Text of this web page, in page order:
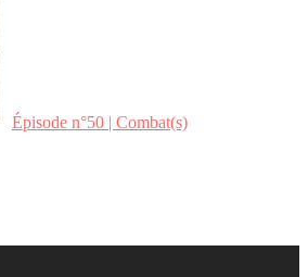
Épisode n°50 | Combat(s)